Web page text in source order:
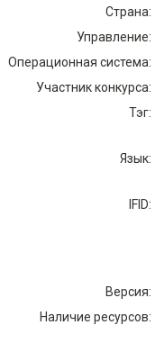
Страна:
Управление:
Операционная система:
Участник конкурса:
Тэг:
Язык:
IFID:
Версия:
Наличие ресурсов: